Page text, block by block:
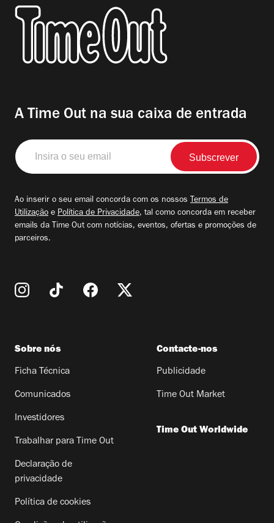
A Time Out na sua caixa de entrada
Insira
o
seu
Ao inserir o seu email concorda com os nossos Termos de
Utilização e Política de Privacidade, tal como concorda em receber
emails da Time Out com notícias, eventos, ofertas e promoções de
parceiros.
Sobre nós
Ficha Técnica
Comunicados
Investidores
Trabalhar para Time Out
Declaração de
privacidade
Política de cookies
Contacte-nos
Publicidade
Time Out Market
Time Out Worldwide